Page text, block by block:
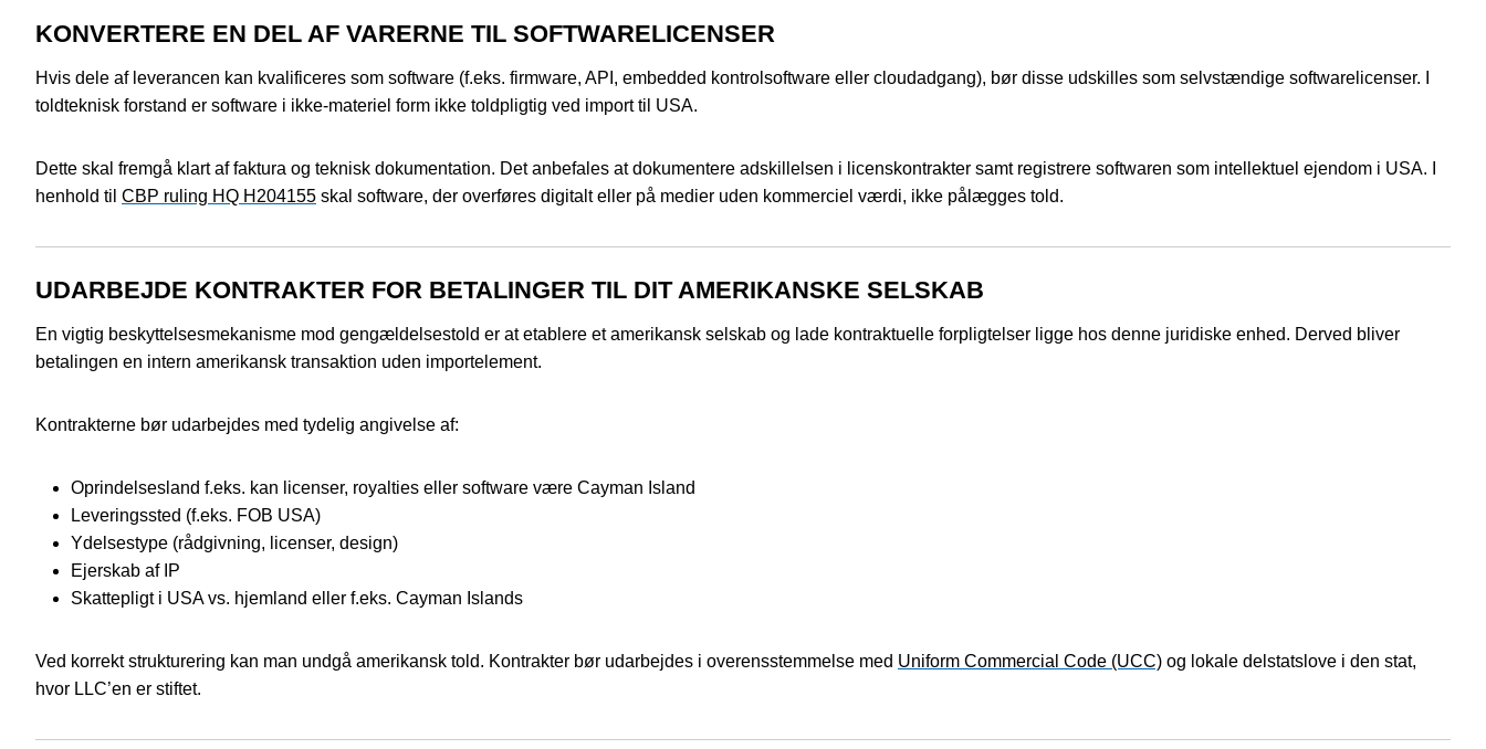
KONVERTERE EN DEL AF VARERNE TIL SOFTWARELICENSER
Hvis dele af leverancen kan kvalificeres som software (f.eks. firmware, API, embedded kontrolsoftware eller cloudadgang), bør disse udskilles som selvstændige softwarelicenser. I
toldteknisk forstand er software i ikke-materiel form ikke toldpligtig ved import til USA.
Dette skal fremgå klart af faktura og teknisk dokumentation. Det anbefales at dokumentere adskillelsen i licenskontrakter samt registrere softwaren som intellektuel ejendom i USA. I
henhold til CBP ruling HQ H204155 skal software, der overføres digitalt eller på medier uden kommerciel værdi, ikke pålægges told.
UDARBEJDE KONTRAKTER FOR BETALINGER TIL DIT AMERIKANSKE SELSKAB
En vigtig beskyttelsesmekanisme mod gengældelsestold er at etablere et amerikansk selskab og lade kontraktuelle forpligtelser ligge hos denne juridiske enhed. Derved bliver
betalingen en intern amerikansk transaktion uden importelement.
Kontrakterne bør udarbejdes med tydelig angivelse af:
Oprindelsesland f.eks. kan licenser, royalties eller software være Cayman Island
Leveringssted (f.eks. FOB USA)
Ydelsestype (rådgivning, licenser, design)
Ejerskab af IP
Skattepligt i USA vs. hjemland eller f.eks. Cayman Islands
Ved korrekt strukturering kan man undgå amerikansk told. Kontrakter bør udarbejdes i overensstemmelse med Uniform Commercial Code (UCC) og lokale delstatslove i den stat,
hvor LLC’en er stiftet.